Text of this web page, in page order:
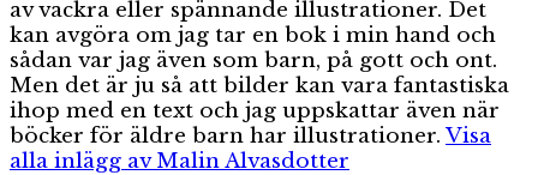
av vackra eller spännande illustrationer. Det
kan avgöra om jag tar en bok i min hand och
sådan var jag även som barn, på gott och ont.
Men det är ju så att bilder kan vara fantastiska
ihop med en text och jag uppskattar även när
böcker för äldre barn har illustrationer. Visa
alla inlägg av Malin Alvasdotter